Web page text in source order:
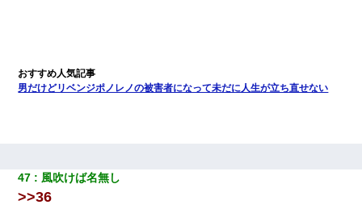
男だけどリベンジポノレノの被害者になって未だに人生が立ち直せない
47 風吹けば名無し
>>36